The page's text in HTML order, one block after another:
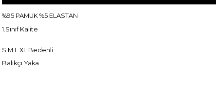
%95 PAMUK %5 ELASTAN
1.Sınıf Kalite
S M L XL Bedenli
Balıkçı Yaka